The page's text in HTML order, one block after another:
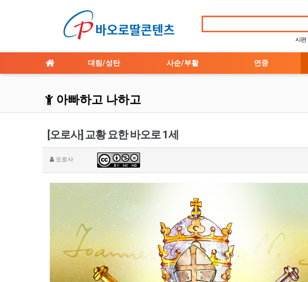
시편
대림/성탄 사순/부활 연중
아빠하고 나하고
[오로사] 교황 요한 바오로 1세
오로사